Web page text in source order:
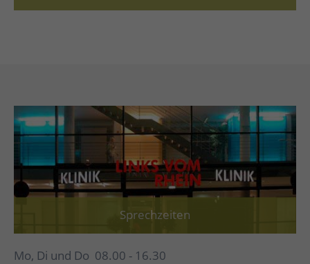
Sprechzeiten
Mo, Di und Do 08.00 - 16.30